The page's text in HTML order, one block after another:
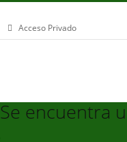
Acceso Privado
Se encuentra